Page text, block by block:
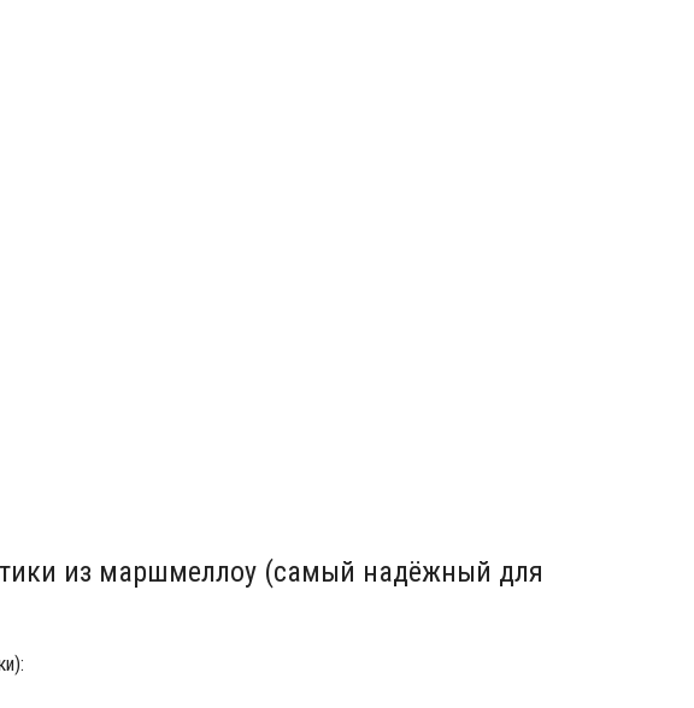
из маршмеллоу (самый надёжный для